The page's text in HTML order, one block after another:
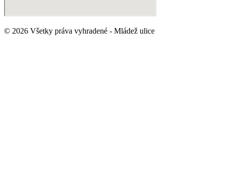
© 2026 Všetky práva vyhradené - Mládež ulice